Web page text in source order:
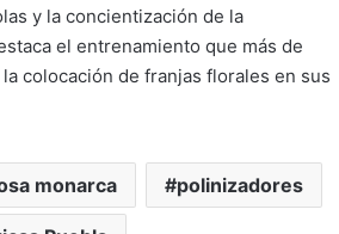
y la concientización de la
el entrenamiento que más de
colocación de franjas florales en sus
monarca polinizadores